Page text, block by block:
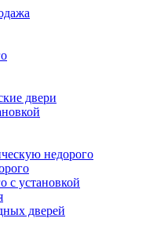
двери
недорого
с установкой
дверей